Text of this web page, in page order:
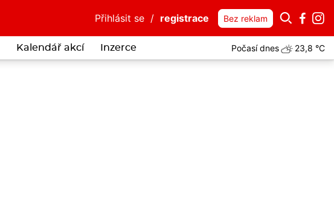
Přihlásit se / registrace Bez reklam
Kalendář akcí Inzerce Počasí dnes 23,8 °C